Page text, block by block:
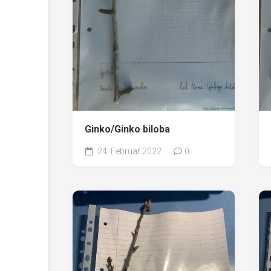
Ginko/Ginko biloba
24. Februar 2022 0